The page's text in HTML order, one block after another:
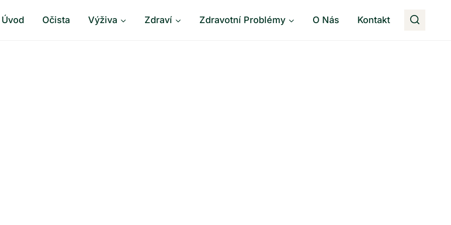
Úvod Očista Výživa Zdraví Zdravotní Problémy O Nás Kontakt